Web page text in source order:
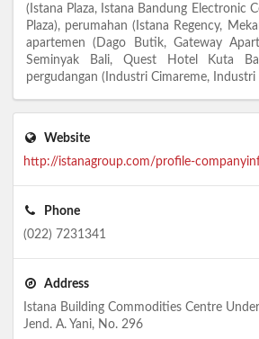
(Istana Plaza, Istana Bandung Electronic
Plaza), perumahan (Istana Regency,
apartemen (Dago Butik, Gateway
Seminyak Bali, Quest Hotel Kuta
pergudangan (Industri Cimareme, Industri
Website
http://istanagroup.com/profile-
Phone
(022) 7231341
Address
Istana Building Commodities Centre
Jend. A. Yani, No. 296